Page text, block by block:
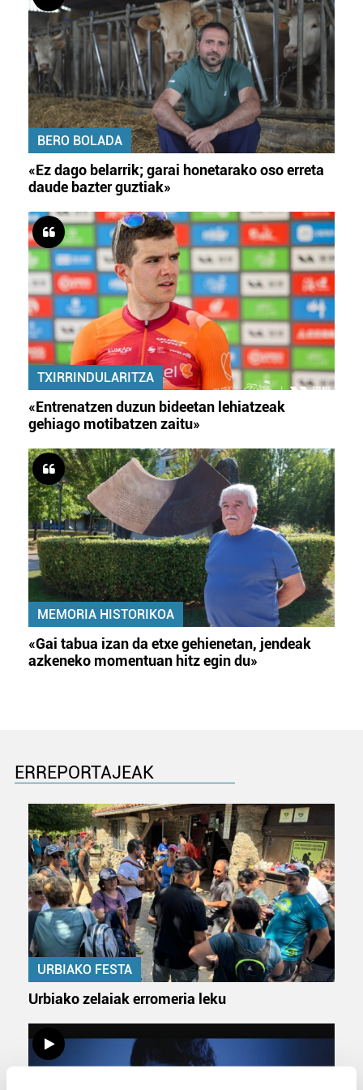
BERO BOLADA
«Ez dago belarrik; garai honetarako oso erreta
daude bazter guztiak»
TXIRRINDULARITZA
«Entrenatzen duzun bideetan lehiatzeak
gehiago motibatzen zaitu»
MEMORIA HISTORIKOA
«Gai tabua izan da etxe gehienetan, jendeak
azkeneko momentuan hitz egin du»
ERREPORTAJEAK
URBIAKO FESTA
Urbiako zelaiak erromeria leku